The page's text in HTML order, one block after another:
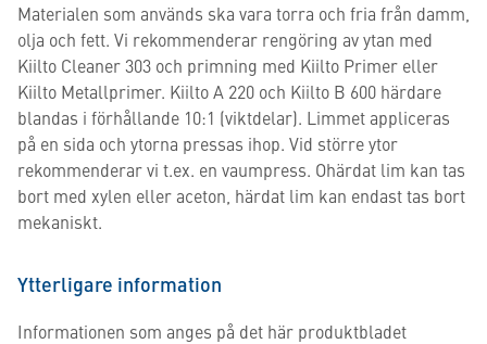
Materialen som används ska vara torra och fria från damm,
olja och fett. Vi rekommenderar rengöring av ytan med
Kiilto Cleaner 303 och primning med Kiilto Primer eller
Kiilto Metallprimer. Kiilto A 220 och Kiilto B 600 härdare
blandas i förhållande 10:1 (viktdelar). Limmet appliceras
på en sida och ytorna pressas ihop. Vid större ytor
rekommenderar vi t.ex. en vaumpress. Ohärdat lim kan tas
bort med xylen eller aceton, härdat lim kan endast tas bort
mekaniskt.
Ytterligare information
Informationen som anges på det här produktbladet